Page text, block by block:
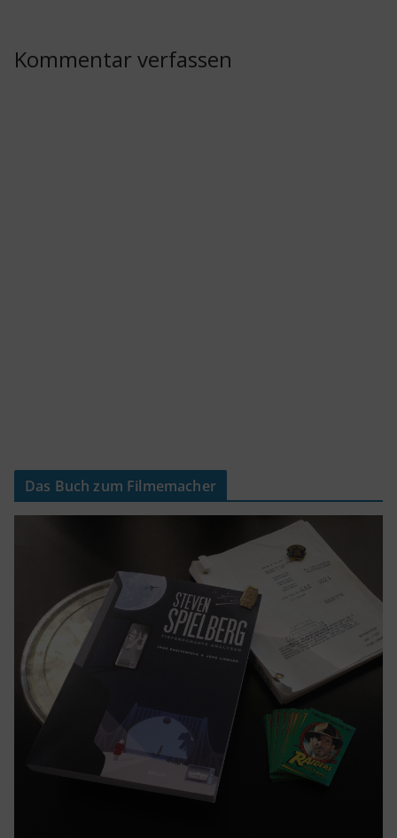
Kommentar verfassen
Das Buch zum Filmemacher